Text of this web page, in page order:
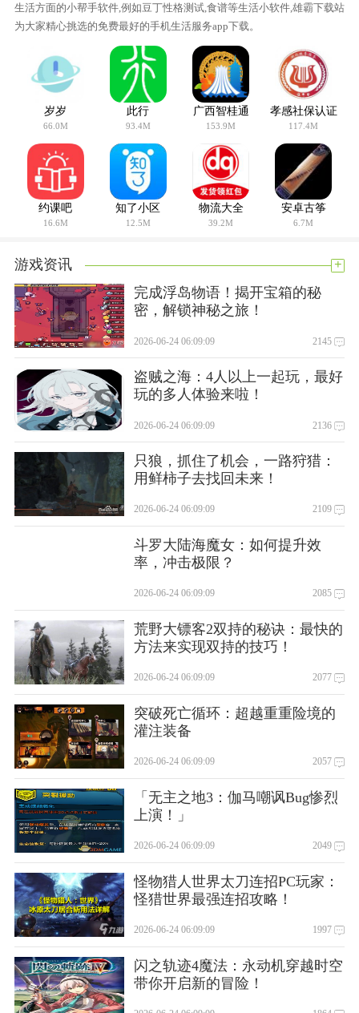
生活方面的小帮手软件,例如豆丁性格测试,食谱等生活小软件,雄霸下载站
为大家精心挑选的免费最好的手机生活服务app下载。
岁岁
66.0M
此行
93.4M
广西智桂通
153.9M
孝感社保认证
117.4M
约课吧
16.6M
知了小区
12.5M
物流大全
39.2M
安卓古筝
6.7M
游戏资讯 +
完成浮岛物语！揭开宝箱的秘
密，解锁神秘之旅！
2026-06-24 06:09:09 2145
盗贼之海：4人以上一起玩，最好
玩的多人体验来啦！
2026-06-24 06:09:09 2136
只狼，抓住了机会，一路狩猎：
用鲜柿子去找回未来！
2026-06-24 06:09:09 2109
斗罗大陆海魔女：如何提升效
率，冲击极限？
2026-06-24 06:09:09 2085
荒野大镖客2双持的秘诀：最快的
方法来实现双持的技巧！
2026-06-24 06:09:09 2077
突破死亡循环：超越重重险境的
灌注装备
2026-06-24 06:09:09 2057
「无主之地3：伽马嘲讽Bug惨烈
上演！」
2026-06-24 06:09:09 2049
怪物猎人世界太刀连招PC玩家：
怪猎世界最强连招攻略！
2026-06-24 06:09:09 1997
闪之轨迹4魔法：永动机穿越时空
带你开启新的冒险！